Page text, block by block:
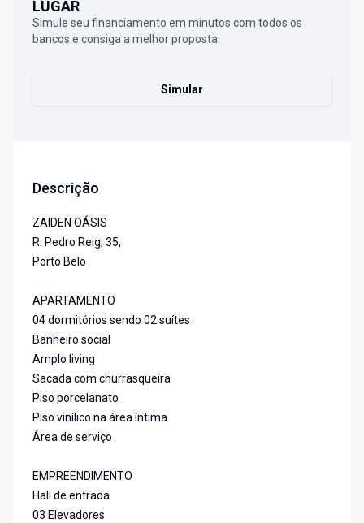
LUGAR
Simule seu financiamento em minutos com todos os
bancos e consiga a melhor proposta.
Simular
Descrição
ZAIDEN OÁSIS
R. Pedro Reig, 35,
Porto Belo
APARTAMENTO
04 dormitórios sendo 02 suítes
Banheiro social
Amplo living
Sacada com churrasqueira
Piso porcelanato
Piso vinílico na área íntima
Área de serviço
EMPREENDIMENTO
Hall de entrada
03 Elevadores